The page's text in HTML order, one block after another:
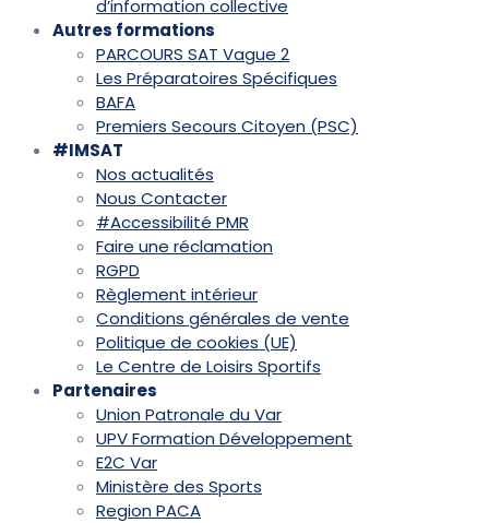
d’information collective
Autres formations
PARCOURS SAT Vague 2
Les Préparatoires Spécifiques
BAFA
Premiers Secours Citoyen (PSC)
#IMSAT
Nos actualités
Nous Contacter
#Accessibilité PMR
Faire une réclamation
RGPD
Règlement intérieur
Conditions générales de vente
Politique de cookies (UE)
Le Centre de Loisirs Sportifs
Partenaires
Union Patronale du Var
UPV Formation Développement
E2C Var
Ministère des Sports
Region PACA